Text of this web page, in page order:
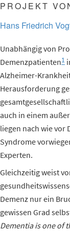
PROJEKT
Hans Friedrich
Unabhängig von
Demenzpatienten1
Alzheimer-
Herausforderung
auch in einem
liegen nach wie
Syndrome
Experten.
Gleichzeitig weist
Demenz nur ein
gewissen Grad
Dementia is one of